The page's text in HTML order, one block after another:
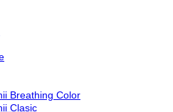
Breathing Color
Clasic